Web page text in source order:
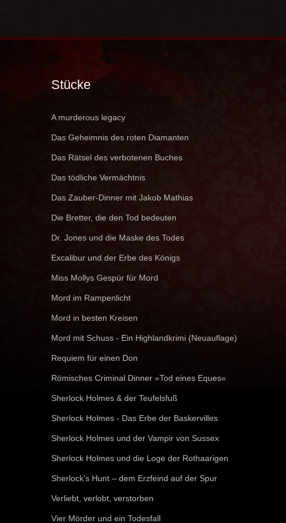
Stücke
A murderous legacy
Das Geheimnis des roten Diamanten
Das Rätsel des verbotenen Buches
Das tödliche Vermächtnis
Das Zauber-Dinner mit Jakob Mathias
Die Bretter, die den Tod bedeuten
Dr. Jones und die Maske des Todes
Excalibur und der Erbe des Königs
Miss Mollys Gespür für Mord
Mord im Rampenlicht
Mord in besten Kreisen
Mord mit Schuss - Ein Highlandkrimi (Neuauflage)
Requiem für einen Don
Römisches Criminal Dinner »Tod eines Eques«
Sherlock Holmes & der Teufelsfuß
Sherlock Holmes - Das Erbe der Baskervilles
Sherlock Holmes und der Vampir von Sussex
Sherlock Holmes und die Loge der Rothaarigen
Sherlock's Hunt – dem Erzfeind auf der Spur
Verliebt, verlobt, verstorben
Vier Mörder und ein Todesfall